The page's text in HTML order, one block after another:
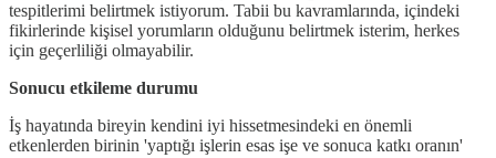
tespitlerimi belirtmek istiyorum. Tabii bu kavramlarında, içindeki
fikirlerinde kişisel yorumların olduğunu belirtmek isterim, herkes
için geçerliliği olmayabilir.
Sonucu etkileme durumu
İş hayatında bireyin kendini iyi hissetmesindeki en önemli
etkenlerden birinin 'yaptığı işlerin esas işe ve sonuca katkı oranın'